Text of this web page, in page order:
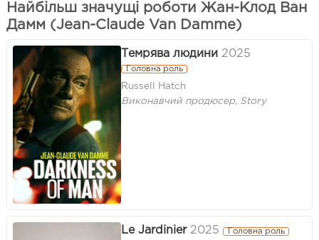
Найбільш значущі роботи Жан-Клод Ван
Дамм (Jean-Claude Van Damme)
Темрява людини 2025
Головна роль
Russell Hatch
Виконавчий продюсер, Story
Le Jardinier 2025 Головна роль